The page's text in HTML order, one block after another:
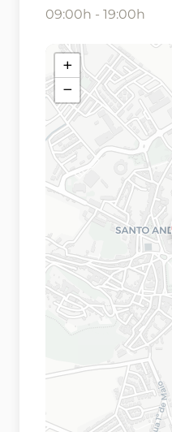
09:00h - 19:00h
+
−